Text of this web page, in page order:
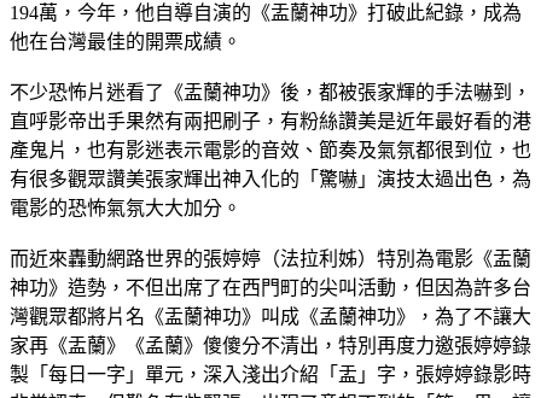
194萬，今年，他自導自演的《盂蘭神功》打破此紀錄，成為
他在台灣最佳的開票成績。
不少恐怖片迷看了《盂蘭神功》後，都被張家輝的手法嚇到，
直呼影帝出手果然有兩把刷子，有粉絲讚美是近年最好看的港
產鬼片，也有影迷表示電影的音效、節奏及氣氛都很到位，也
有很多觀眾讚美張家輝出神入化的「驚嚇」演技太過出色，為
電影的恐怖氣氛大大加分。
而近來轟動網路世界的張婷婷（法拉利姊）特別為電影《盂蘭
神功》造勢，不但出席了在西門町的尖叫活動，但因為許多台
灣觀眾都將片名《盂蘭神功》叫成《孟蘭神功》，為了不讓大
家再《盂蘭》《孟蘭》傻傻分不清出，特別再度力邀張婷婷錄
製「每日一字」單元，深入淺出介紹「盂」字，張婷婷錄影時